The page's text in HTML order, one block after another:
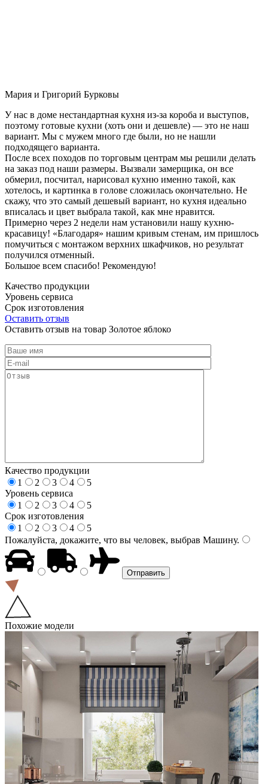
Мария и Григорий Бурковы
У нас в доме нестандартная кухня из-за короба и выступов,
поэтому готовые кухни (хоть они и дешевле) — это не наш
вариант. Мы с мужем много где были, но не нашли
подходящего варианта.
После всех походов по торговым центрам мы решили делать
на заказ под наши размеры. Вызвали замерщика, он все
обмерил, посчитал, нарисовал кухню именно такой, как
хотелось, и картинка в голове сложилась окончательно. Не
скажу, что это самый дешевый вариант, но кухня идеально
вписалась и цвет выбрала такой, как мне нравится.
Примерно через 2 недели нам установили нашу кухню-
красавицу! «Благодаря» нашим кривым стенам, им пришлось
помучиться с монтажом верхних шкафчиков, но результат
получился отменный.
Большое всем спасибо! Рекомендую!
Качество продукции
Уровень сервиса
Срок изготовления
Оставить отзыв
Оставить отзыв на товар Золотое яблоко
Качество продукции
1
2 3 4
5
Уровень сервиса
1
2 3 4
5
Срок изготовления
1
2 3 4
5
Пожалуйста, докажите, что вы человек, выбрав Машину.
Похожие модели